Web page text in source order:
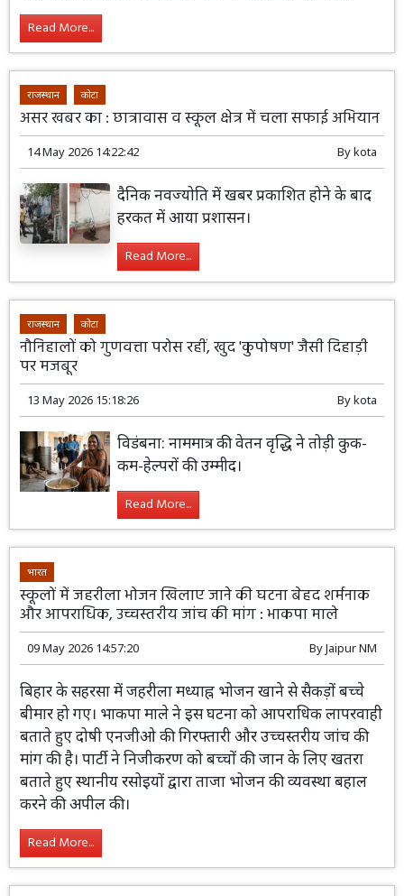
Read More...
राजस्थान कोटा
असर खबर का : छात्रावास व स्कूल क्षेत्र में चला सफाई अभियान
14 May 2026 14:22:42 Bykota
दैनिक नवज्योति में खबर प्रकाशित होने के बाद
हरकत में आया प्रशासन।
Read More...
राजस्थान कोटा
नौनिहालों को गुणवत्ता परोस रहीं, खुद 'कुपोषण' जैसी दिहाड़ी
पर मजबूर
13 May 2026 15:18:26 Bykota
विडंबना: नाममात्र की वेतन वृद्धि ने तोड़ी कुक-
कम-हेल्परों की उम्मीद।
Read More...
भारत
स्कूलों में जहरीला भोजन खिलाए जाने की घटना बेहद शर्मनाक
और आपराधिक, उच्चस्तरीय जांच की मांग : भाकपा माले
09 May 2026 14:57:20 ByJaipur NM
बिहार के सहरसा में जहरीला मध्याह्न भोजन खाने से सैकड़ों बच्चे
बीमार हो गए। भाकपा माले ने इस घटना को आपराधिक लापरवाही
बताते हुए दोषी एनजीओ की गिरफ्तारी और उच्चस्तरीय जांच की
मांग की है। पार्टी ने निजीकरण को बच्चों की जान के लिए खतरा
बताते हुए स्थानीय रसोइयों द्वारा ताजा भोजन की व्यवस्था बहाल
करने की अपील की।
Read More...